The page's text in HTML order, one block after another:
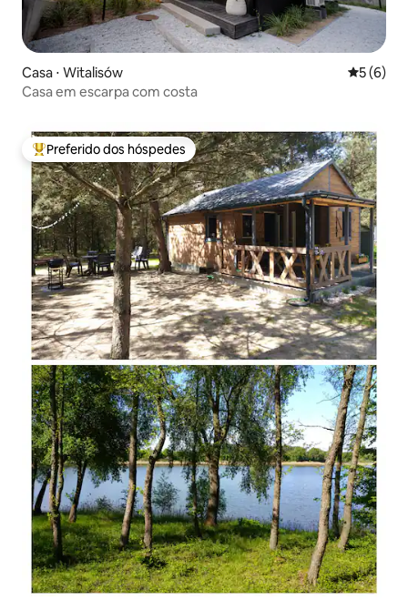
Casa ⋅ Witalisów 5 de
5 (6)
Casa em escarpa com costa
Entre os melhores preferidos dos hóspedes
Preferido dos hóspedes